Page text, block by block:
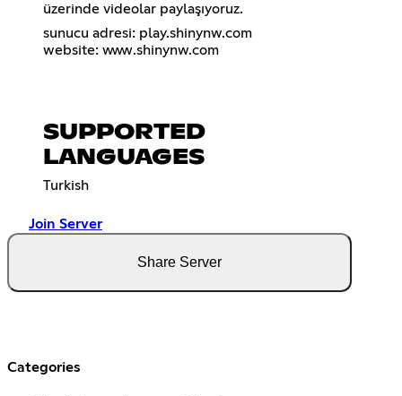
üzerinde videolar paylaşıyoruz.
sunucu adresi: play.shinynw.com
website: www.shinynw.com
SUPPORTED
LANGUAGES
Turkish
Join Server
Share Server
Categories